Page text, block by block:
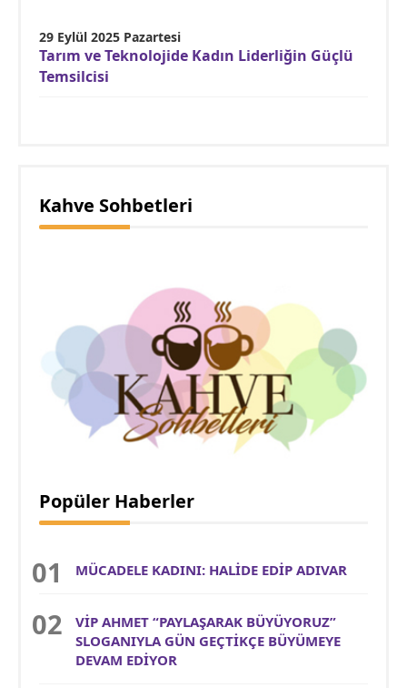
29 Eylül 2025 Pazartesi
Tarım ve Teknolojide Kadın Liderliğin Güçlü
Temsilcisi
Kahve Sohbetleri
Popüler Haberler
MÜCADELE KADINI: HALİDE EDİP ADIVAR
VİP AHMET “PAYLAŞARAK BÜYÜYORUZ”
SLOGANIYLA GÜN GEÇTİKÇE BÜYÜMEYE
DEVAM EDİYOR